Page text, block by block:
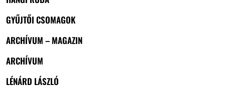
GYŰJTŐI CSOMAGOK
ARCHÍVUM – MAGAZIN
ARCHÍVUM
LÉNÁRD LÁSZLÓ